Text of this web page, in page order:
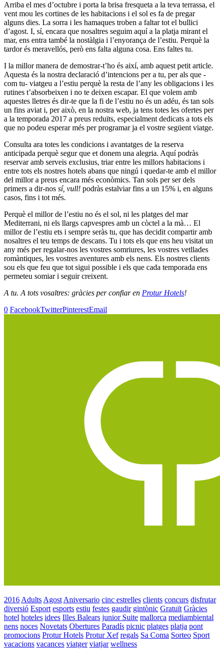
Arriba el mes d’octubre i porta la brisa fresqueta a la teva terrassa, el
vent mou les cortines de les habitacions i el sol es fa de pregar
alguns dies. La sorra i les hamaques troben a faltar tot el bullici
d’agost. I, sí, encara que nosaltres seguim aquí a la platja mirant el
mar, ens entra també la nostàlgia i l’enyorança de l’estiu. Perquè la
tardor és meravellós, però ens falta alguna cosa. Ens faltes tu.
I la millor manera de demostrar-t’ho és així, amb aquest petit article.
Aquesta és la nostra declaració d’intencions per a tu, per als que -
com tu- viatgeu a l’estiu perquè la resta de l’any les obligacions i les
rutines t’absorbeixen i no te deixen escapar. El que volem amb
aquestes lletres és dir-te que la fi de l’estiu no és un adéu, és tan sols
un fins aviat i, per això, en la nostra web, ja tens totes les ofertes per
a la temporada 2017 a preus reduïts, especialment dedicats a tots els
que no podeu esperar més per programar ja el vostre següent viatge.
Consulta ara totes les condicions i avantatges de la reserva
anticipada perquè segur que et donem una alegria. Aquí podràs
reservar amb serveis exclusius, triar entre les millors habitacions i
entre tots els nostres hotels abans que ningú i quedar-te amb el millor
del millor a preus encara més econòmics. Tan sols per ser dels
primers a dir-nos sí, vull! podràs estalviar fins a un 15% i, en alguns
casos, fins i tot més.
Perquè el millor de l’estiu no és el sol, ni les platges del mar
Mediterrani, ni els llargs capvespres amb un còctel a la mà… El
millor de l’estiu ets i sempre seràs tu, que has decidit compartir amb
nosaltres el teu temps de descans. Tu i tots els que ens heu visitat un
any més per regalar-nos les vostres somriures, les vostres vetllades
romàntiques, les vostres aventures amb els nens. Els nostres clients
sou els que feu que tot sigui possible i els que cada temporada ens
permeteu somiar i seguir creixent.
A tu. A tots vosaltres: gràcies per confiar en Protur Hotels!
0 FacebookTwitterPinterestEmail
2016 Adults Agost Aniversario cinc estrelles clients concurs disfrutar
diversió Esport esports estiu festes gaudir gintònic Gratuït Gràcies
hotel hoteles idees Illes Balears junior Suite mallorca mediambiental
nens noces Novetats Obertures Paradís picnic platges platja pont
promocions Protur Hotels Protur Xef regals Sa Coma Sorteo Sport
vacacions vacances viatger viatjar wellness